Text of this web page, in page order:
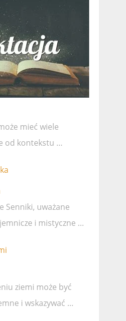
mieć wiele
od kontekstu …
Senniki, uważane
i mistyczne …
ziemi może być
i wskazywać …